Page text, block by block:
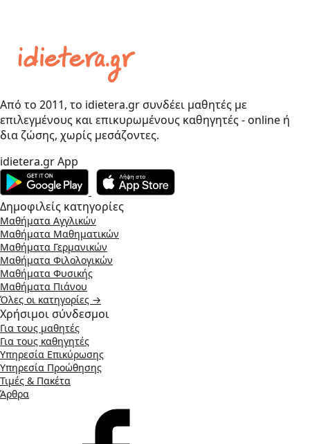
Από το 2011, το idietera.gr συνδέει μαθητές με
επιλεγμένους και επικυρωμένους καθηγητές - online ή
δια ζώσης, χωρίς μεσάζοντες.
idietera.gr App
Δημοφιλείς κατηγορίες
Μαθήματα Αγγλικών
Μαθήματα Μαθηματικών
Μαθήματα Γερμανικών
Μαθήματα Φιλολογικών
Μαθήματα Φυσικής
Μαθήματα Πιάνου
Όλες οι κατηγορίες →
Χρήσιμοι σύνδεσμοι
Για τους μαθητές
Για τους καθηγητές
Υπηρεσία Επικύρωσης
Υπηρεσία Προώθησης
Τιμές & Πακέτα
Άρθρα